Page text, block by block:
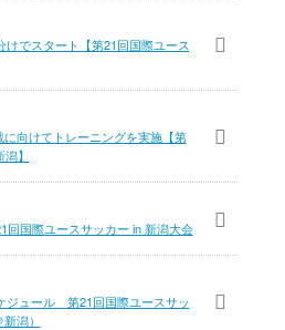
でスタート【第21回国際ユース
向けてトレーニングを実施【第
】
回国際ユースサッカー in 新潟大会
ジュール 第21回国際ユースサッ
潟）